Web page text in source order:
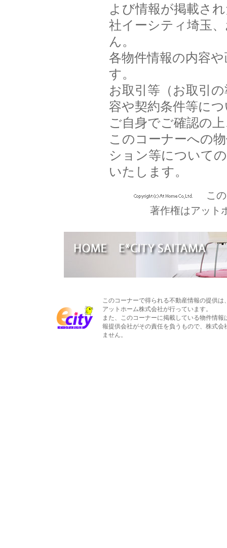
よび情報が掲載さ
社イーシティ埼玉
ん。
各物件情報の内容
す。
お取引等（お取引
容や契約条件等に
ご自身でご確認の
このコーナーへの
ション等について
いたします。
こ
著作権はアット